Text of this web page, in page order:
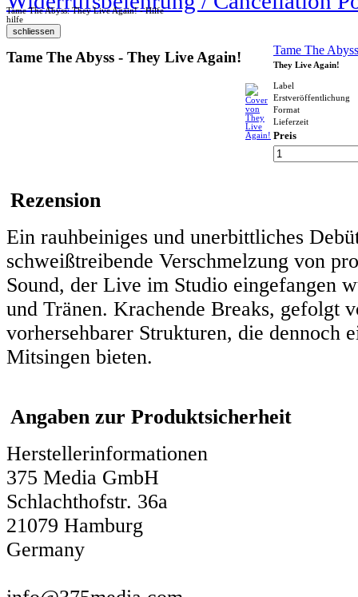
Tame The Abyss: They Live Again! - Hilfe
hilfe
Tame The Abyss - They Live Again! Tame The Abyss
They Live Again!
Label
Erstveröffentlichung
Format
Lieferzeit
Preis
Rezension
Ein rauhbeiniges und unerbittliches
schweißtreibende Verschmelzung von
Sound, der Live im Studio eingefangen
und Tränen. Krachende Breaks, gefolgt
vorhersehbarer Strukturen, die dennoch
Mitsingen bieten.
Angaben zur Produktsicherheit
Herstellerinformationen
375 Media GmbH
Schlachthofstr. 36a
21079 Hamburg
Germany